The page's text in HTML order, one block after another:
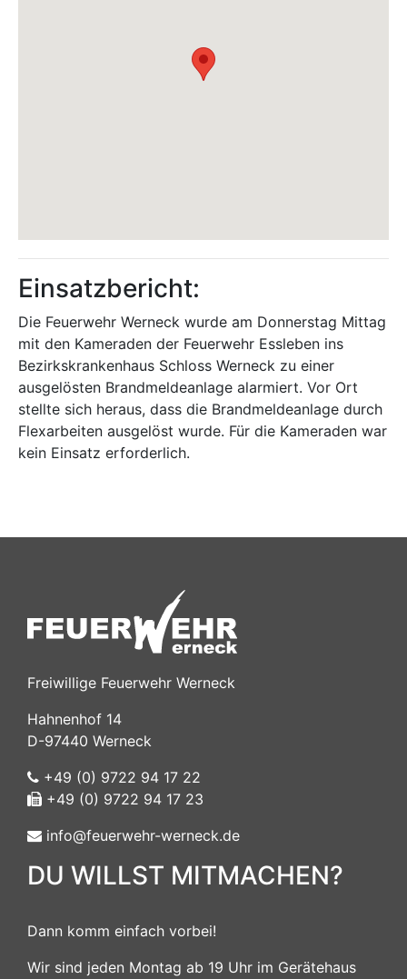
Einsatzbericht:
Die Feuerwehr Werneck wurde am Donnerstag Mittag
mit den Kameraden der Feuerwehr Essleben ins
Bezirkskrankenhaus Schloss Werneck zu einer
ausgelösten Brandmeldeanlage alarmiert. Vor Ort
stellte sich heraus, dass die Brandmeldeanlage durch
Flexarbeiten ausgelöst wurde. Für die Kameraden war
kein Einsatz erforderlich.
Freiwillige Feuerwehr Werneck
Hahnenhof 14
D-97440 Werneck
+49 (0) 9722 94 17 22
+49 (0) 9722 94 17 23
info@feuerwehr-werneck.de
DU WILLST MITMACHEN?
Dann komm einfach vorbei!
Wir sind jeden Montag ab 19 Uhr im Gerätehaus